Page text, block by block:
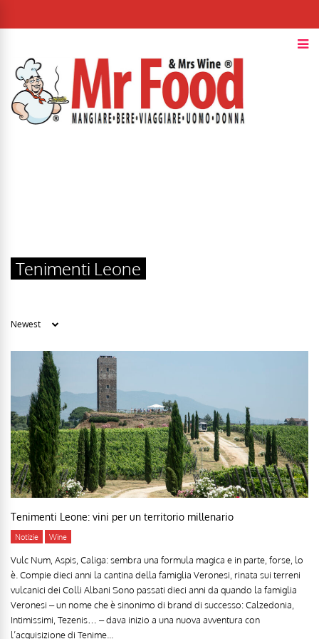
Tenimenti Leone
Tenimenti Leone: vini per un territorio millenario
Notizie Wine
Vulc Num, Aspis, Caliga: sembra una formula magica e in parte, forse, lo
è. Compie dieci anni la cantina della famiglia Veronesi, rinata sui terreni
vulcanici dei Colli Albani Sono passati dieci anni da quando la famiglia
Veronesi – un nome che è sinonimo di brand di successo: Calzedonia,
Intimissimi, Tezenis… – dava inizio a una nuova avventura con
l’acquisizione di Tenime...